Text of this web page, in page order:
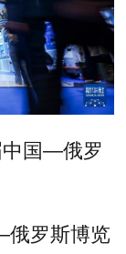
中国—俄罗
俄罗斯博览